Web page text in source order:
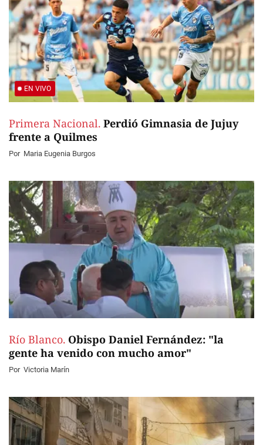
EN VIVO
Primera Nacional. Perdió Gimnasia de Jujuy
frente a Quilmes
Por Maria Eugenia Burgos
Río Blanco. Obispo Daniel Fernández: "la
gente ha venido con mucho amor"
Por Victoria Marín